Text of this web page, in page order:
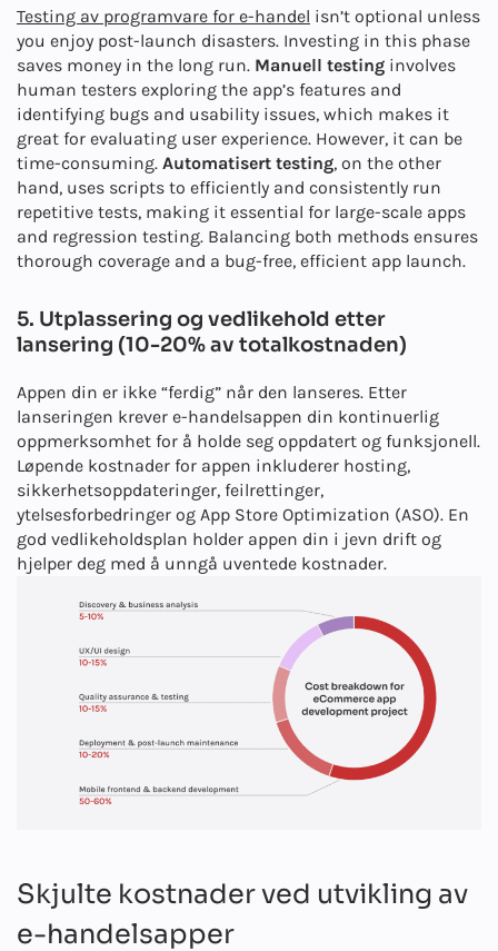
Testing av programvare for e-handel isn’t optional unless
you enjoy post-launch disasters. Investing in this phase
saves money in the long run. Manuell testing involves
human testers exploring the app’s features and
identifying bugs and usability issues, which makes it
great for evaluating user experience. However, it can be
time-consuming. Automatisert testing, on the other
hand, uses scripts to efficiently and consistently run
repetitive tests, making it essential for large-scale apps
and regression testing. Balancing both methods ensures
thorough coverage and a bug-free, efficient app launch.
5. Utplassering og vedlikehold etter
lansering (10-20% av totalkostnaden)
Appen din er ikke “ferdig” når den lanseres. Etter
lanseringen krever e-handelsappen din kontinuerlig
oppmerksomhet for å holde seg oppdatert og funksjonell.
Løpende kostnader for appen inkluderer hosting,
sikkerhetsoppdateringer, feilrettinger,
ytelsesforbedringer og App Store Optimization (ASO). En
god vedlikeholdsplan holder appen din i jevn drift og
hjelper deg med å unngå uventede kostnader.
Skjulte kostnader ved utvikling av
e-handelsapper